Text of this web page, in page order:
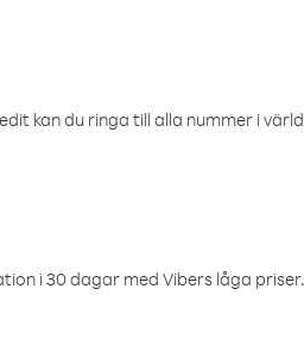
kan du ringa till alla nummer i
i 30 dagar med Vibers låga priser.